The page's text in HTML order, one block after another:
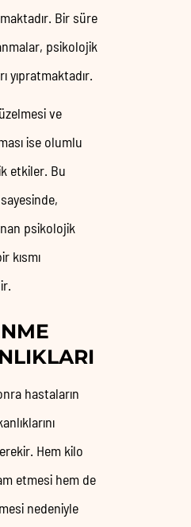
Bir süre
psikolojik
yıpratmaktadır.
ve
ise olumlu
etkiler. Bu
psikolojik
kısmı
hastaların
Hem kilo
etmesi hem de
nedeniyle